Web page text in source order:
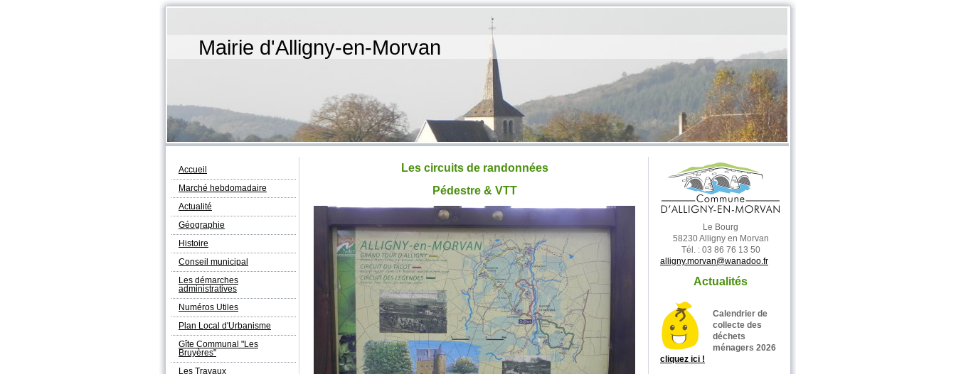
Mairie d'Alligny-en-Morvan
Accueil
Marché hebdomadaire
Actualité
Géographie
Histoire
Conseil municipal
Les démarches
administratives
Numéros Utiles
Plan Local d'Urbanisme
Gîte Communal "Les
Bruyères"
Les Travaux
Les circuits de randonnées
Pédestre & VTT
Le Bourg
58230 Alligny en Morvan
Tél. : 03 86 76 13 50
alligny.morvan@wanadoo.fr
Actualités
Calendrier de
collecte des
déchets
ménagers 2026
cliquez ici !